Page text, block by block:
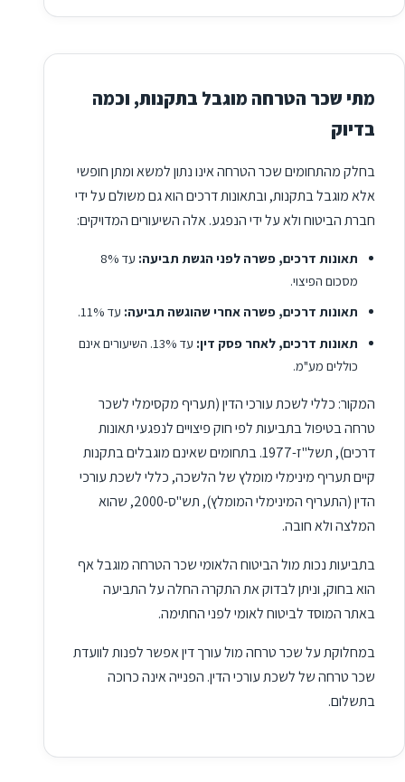
מתי שכר הטרחה מוגבל בתקנות, וכמה
בדיוק
בחלק מהתחומים שכר הטרחה אינו נתון למשא ומתן חופשי
אלא מוגבל בתקנות, ובתאונות דרכים הוא גם משולם על ידי
חברת הביטוח ולא על ידי הנפגע. אלה השיעורים המדויקים:
תאונות דרכים, פשרה לפני הגשת תביעה:
עד 8%
מסכום הפיצוי.
תאונות דרכים, פשרה אחרי שהוגשה תביעה: עד 11%.
תאונות דרכים, לאחר פסק דין:
עד 13%. השיעורים אינם
כוללים מע"מ.
המקור: כללי לשכת עורכי הדין (תעריף מקסימלי לשכר
טרחה בטיפול בתביעות לפי חוק פיצויים לנפגעי תאונות
דרכים), תשל"ז-1977. בתחומים שאינם מוגבלים בתקנות
קיים תעריף מינימלי מומלץ של הלשכה, כללי לשכת עורכי
הדין (התעריף המינימלי המומלץ), תש"ס-2000, שהוא
המלצה ולא חובה.
בתביעות נכות מול הביטוח הלאומי שכר הטרחה מוגבל אף
הוא בחוק, וניתן לבדוק את התקרה החלה על התביעה
באתר המוסד לביטוח לאומי לפני החתימה.
במחלוקת על שכר טרחה מול עורך דין אפשר לפנות לוועדת
שכר טרחה של לשכת עורכי הדין. הפנייה אינה כרוכה
בתשלום.